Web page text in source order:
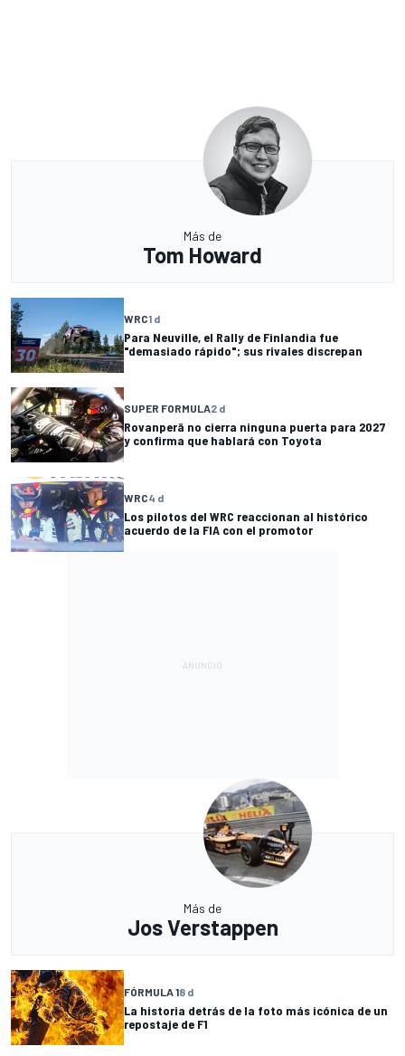
Más de
Tom Howard
WRC1 d
Para Neuville, el Rally de Finlandia fue
"demasiado rápido"; sus rivales discrepan
SUPER FORMULA2 d
Rovanperä no cierra ninguna puerta para 2027
y confirma que hablará con Toyota
WRC4 d
Los pilotos del WRC reaccionan al histórico
acuerdo de la FIA con el promotor
Más de
Jos Verstappen
FÓRMULA 18 d
La historia detrás de la foto más icónica de un
repostaje de F1